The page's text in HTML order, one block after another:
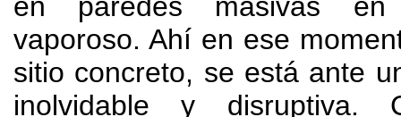
vaporoso. Ahí en ese
sitio concreto, se está ante
inolvidable y disruptiva.